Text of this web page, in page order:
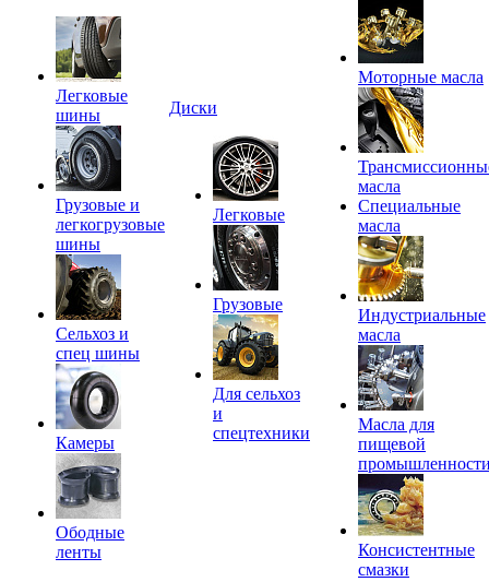
Легковые
шины
Грузовые и
легкогрузовые
шины
Сельхоз и
спец шины
Камеры
Ободные
ленты
Диски
Легковые
Грузовые
Для сельхоз
и
спецтехники
Моторные масла
масла
Специальные
масла
Индустриальные
масла
Масла для
пищевой
Консистентные
смазки